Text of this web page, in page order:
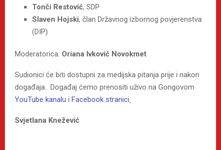
Tonči Restović, SDP
Slaven Hojski, član Državnog izbornog povjerenstva
(DIP)
Moderatorica: Oriana Ivković Novokmet
Sudionici će biti dostupni za medijska pitanja prije i nakon
događaja. Događaj ćemo prenositi uživo na Gongovom
YouTube kanalu i Facebook stranici.
Svjetlana Knežević